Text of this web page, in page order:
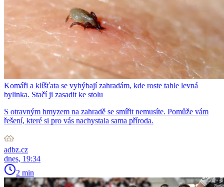
Komáři a klíšťata se vyhýbají zahradám, kde roste tahle levná
bylinka. Stačí ji zasadit ke stolu
S otravným hmyzem na zahradě se smířit nemusíte. Pomůže vám
řešení, které si pro vás nachystala sama příroda.
adbz.cz
dnes, 19:34
2 min